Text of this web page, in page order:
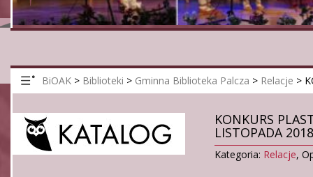
BiOAK > Biblioteki > Gminna Biblioteka Palcza > Relacje >
KONKURS
LISTOPADA
Kategoria: Relacje,